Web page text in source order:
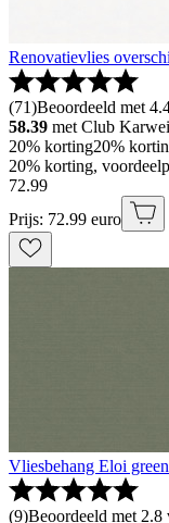
Renovatievlies
(71)Beoordeeld met
58.39 met Club Karwei
20% korting20%
20% korting,
72.99
Prijs: 72.99 euro
Vliesbehang Eloi
(9)Beoordeeld met 2.8